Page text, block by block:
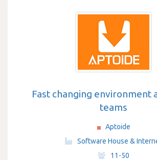
Fast changing environment
teams
Aptoide
Software House &
·
11-50